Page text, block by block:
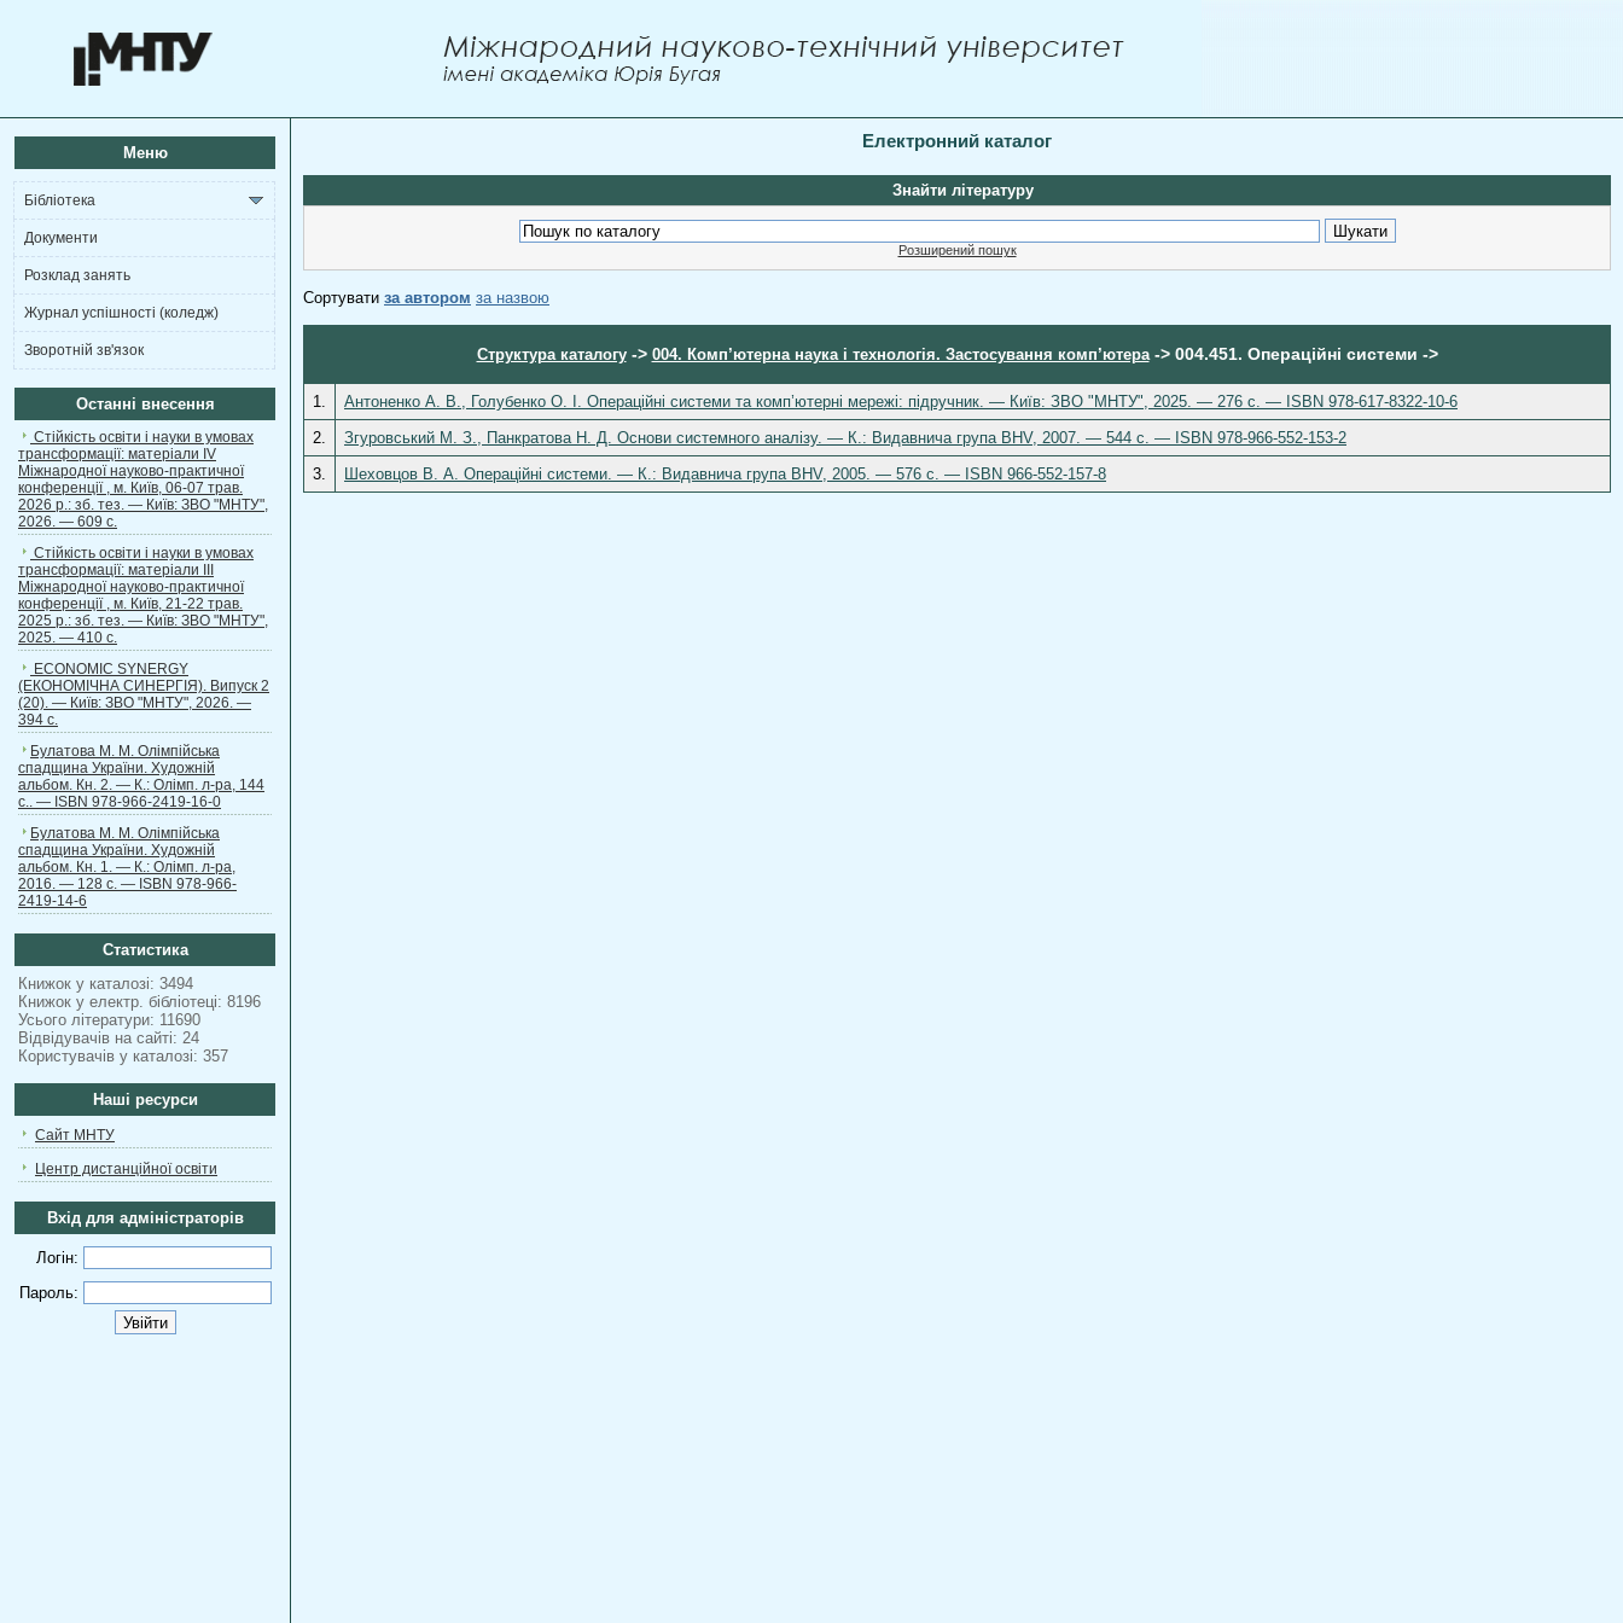
Меню
Бібліотека
Документи
Розклад занять
Журнал успішності (коледж)
Зворотній зв'язок
Останні внесення
Стійкість освіти і науки в умовах
трансформації: матеріали ІV
Міжнародної науково-практичної
конференції , м. Київ, 06-07 трав.
2026 р.: зб. тез. — Київ: ЗВО "МНТУ",
2026. — 609 с.
Стійкість освіти і науки в умовах
трансформації: матеріали ІІІ
Міжнародної науково-практичної
конференції , м. Київ, 21-22 трав.
2025 р.: зб. тез. — Київ: ЗВО "МНТУ",
2025. — 410 с.
ECONOMIC SYNERGY
(ЕКОНОМІЧНА СИНЕРГІЯ). Випуск 2
(20). — Київ: ЗВО "МНТУ", 2026. —
394 с.
Булатова М. М. Олімпійська
спадщина України. Художній
альбом. Кн. 2. — К.: Олімп. л-ра, 144
с.. — ISBN 978-966-2419-16-0
Булатова М. М. Олімпійська
спадщина України. Художній
альбом. Кн. 1. — К.: Олімп. л-ра,
2016. — 128 с. — ISBN 978-966-
2419-14-6
Статистика
Книжок у каталозі: 3494
Книжок у електр. бібліотеці: 8196
Усього літератури: 11690
Відвідувачів на сайті: 24
Користувачів у каталозі: 357
Наші ресурси
Сайт МНТУ
Центр дистанційної освіти
Вхід для адміністраторів
Логін:
Пароль:
Електронний каталог
Знайти літературу
Розширений пошук
Сортувати за автором за назвою
Структура каталогу-> 004. Комп’ютерна наука і технологія. Застосування комп’ютера-> 004.451. Операційні системи ->
1.
Антоненко А. В., Голубенко О. І. Операційні системи та комп’ютерні мережі: підручник. — Київ: ЗВО "МНТУ", 2025. — 276 с. — ISBN 978-617-8322-10-6
2.
Згуровський М. З., Панкратова Н. Д. Основи системного аналізу. — К.: Видавнича група BHV, 2007. — 544 с. — ISBN 978-966-552-153-2
3.
Шеховцов В. А. Операційні системи. — К.: Видавнича група BHV, 2005. — 576 с. — ISBN 966-552-157-8